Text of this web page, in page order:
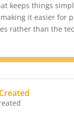
keeps things
it easier for
rather than the